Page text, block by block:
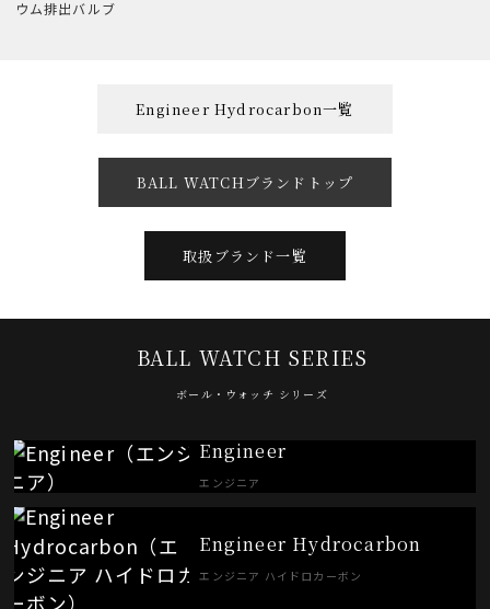
ウム排出バルブ
Engineer Hydrocarbon一覧
BALL WATCHブランドトップ
取扱ブランド一覧
BALL WATCH SERIES
ボール・ウォッチ シリーズ
Engineer
エンジニア
Engineer Hydrocarbon
エンジニア ハイドロカーボン